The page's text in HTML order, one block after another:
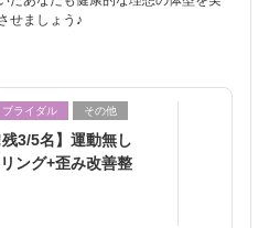
せましょう♪
ブライダル その他
3/5名】運動無し
ング+歪み改善整